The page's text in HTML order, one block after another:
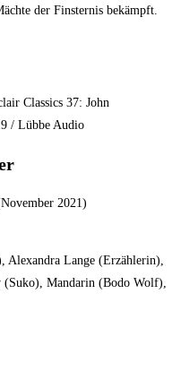
der Finsternis bekämpft.
Classics 37: John
/ Lübbe Audio
2021)
Alexandra Lange (Erzählerin),
Mandarin (Bodo Wolf),